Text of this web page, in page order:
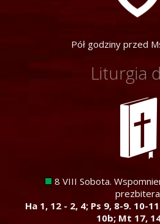
Pół godziny przed
Liturgia
8 VIII Sobota.
prezbitera
Ha 1, 12 - 2, 4; Ps 9, 8-9. 10-
10b; Mt 17,